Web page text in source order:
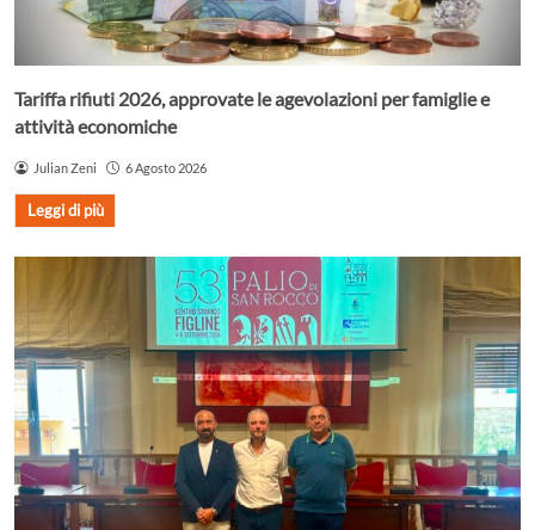
Tariffa rifiuti 2026, approvate le agevolazioni per famiglie e
attività economiche
Julian Zeni 6 Agosto 2026
Leggi di più